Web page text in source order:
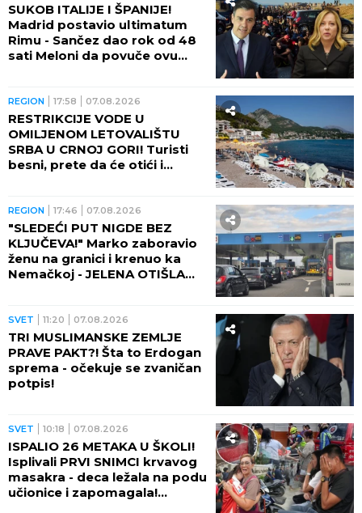
SUKOB ITALIJE I ŠPANIJE!
Madrid postavio ultimatum
Rimu - Sančez dao rok od 48
sati Meloni da povuče ovu
REGION 17:58 07.08.2026
RESTRIKCIJE VODE U
OMILJENOM LETOVALIŠTU
SRBA U CRNOJ GORI! Turisti
besni, prete da će otići i
REGION 17:46 07.08.2026
"SLEDEĆI PUT NIGDE BEZ
KLJUČEVA!" Marko zaboravio
ženu na granici i krenuo ka
Nemačkoj - JELENA OTIŠLA
SVET 11:20 07.08.2026
TRI MUSLIMANSKE ZEMLJE
PRAVE PAKT?! Šta to Erdogan
sprema - očekuje se zvaničan
potpis!
SVET 10:18 07.08.2026
ISPALIO 26 METAKA U ŠKOLI!
Isplivali PRVI SNIMCI krvavog
masakra - deca ležala na podu
učionice i zapomagala!